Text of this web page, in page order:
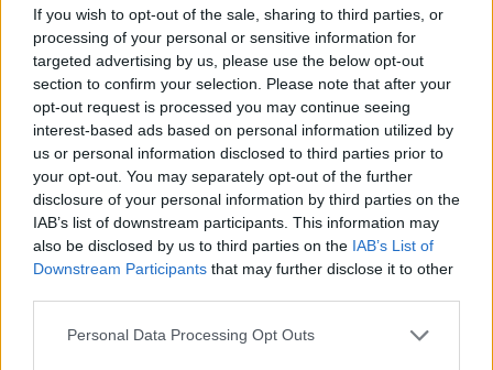
If you wish to opt-out of the sale, sharing to third parties, or
processing of your personal or sensitive information for
targeted advertising by us, please use the below opt-out
section to confirm your selection. Please note that after your
opt-out request is processed you may continue seeing
interest-based ads based on personal information utilized by
us or personal information disclosed to third parties prior to
your opt-out. You may separately opt-out of the further
disclosure of your personal information by third parties on the
IAB’s list of downstream participants. This information may
also be disclosed by us to third parties on the IAB’s List of
Downstream Participants that may further disclose it to other
Please note that this website/app uses one or more Google
Personal Data Processing Opt Outs
hiába keresett szép summát, rá kellett jönnie, hogy
igazán csak a színészet érdekli. 1990-től egy évadot
Veszprémben töltött, majd két évig a kecskeméti
színház ban dolgozott félállásban, 1994-től újabb két
évig a budapesti TháliaSzínházban szerepelt. Akkor
Marton László igazgató-főrendező a Vígszínházba
hívta vendégjátékra, a harmadik évadban, 1998-ban
szerződtette, azóta is a Szent István körúti társulat
tagja.
szatirikus szerepeiben is kiváló, a remek memóriával